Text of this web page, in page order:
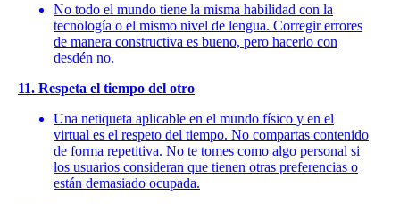
No todo el mundo tiene la misma habilidad con la
tecnología o el mismo nivel de lengua. Corregir errores
de manera constructiva es bueno, pero hacerlo con
desdén no.
11. Respeta el tiempo del otro
Una netiqueta aplicable en el mundo físico y en el
virtual es el respeto del tiempo. No compartas contenido
de forma repetitiva. No te tomes como algo personal si
los usuarios consideran que tienen otras preferencias o
están demasiado ocupada.